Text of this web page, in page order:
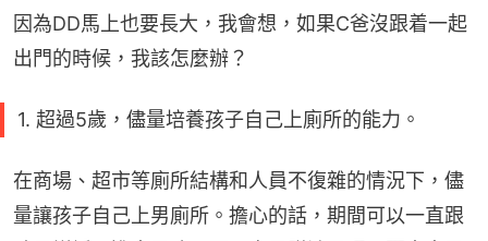
因為DD馬上也要長大，我會想，如果C爸沒跟着一起
出門的時候，我該怎麼辦？
1. 超過5歲，儘量培養孩子自己上廁所的能力。
在商場、超市等廁所結構和人員不復雜的情況下，儘
量讓孩子自己上男廁所。擔心的話，期間可以一直跟